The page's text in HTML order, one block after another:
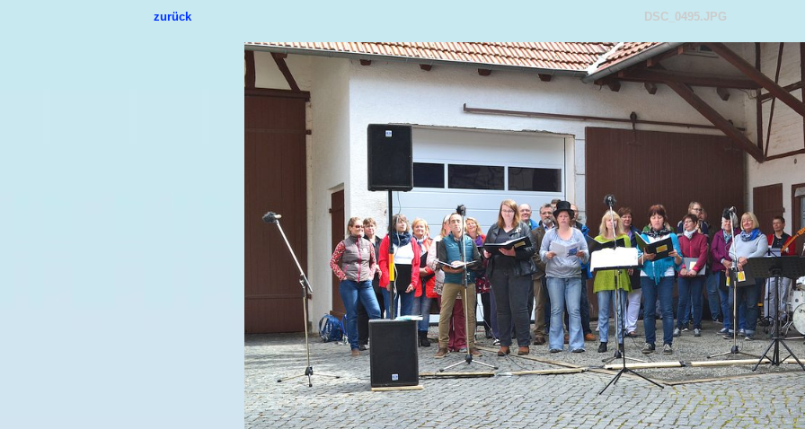
zurück DSC_0495.JPG